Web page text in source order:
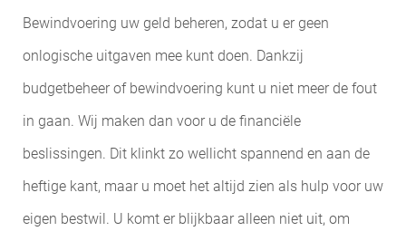
Bewindvoering uw geld beheren, zodat u er geen
onlogische uitgaven mee kunt doen. Dankzij
budgetbeheer of bewindvoering kunt u niet meer de fout
in gaan. Wij maken dan voor u de financiële
beslissingen. Dit klinkt zo wellicht spannend en aan de
heftige kant, maar u moet het altijd zien als hulp voor uw
eigen bestwil. U komt er blijkbaar alleen niet uit, om